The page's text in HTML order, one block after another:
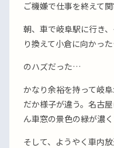
ご機嫌で仕事を終えて関
朝、車で岐阜駅に行き
り換えて小倉に向かっ
のハズだった…
かなり余裕を持って岐
だか様子が違う。名古
ん車窓の景色の緑が濃
そして、ようやく車内